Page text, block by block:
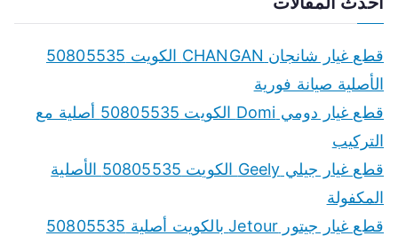
قطع غيار شانجان CHANGAN الكويت 50805535
الأصلية صيانة فورية
قطع غيار دومي Domi الكويت 50805535 أصلية مع
التركيب
قطع غيار جيلي Geely الكويت 50805535 الأصلية
المكفولة
قطع غيار جيتور Jetour بالكويت أصلية 50805535